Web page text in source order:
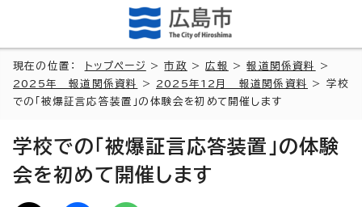
現在の位置： トップページ >市政 >広報 >報道関係資料
>
2025年 報道関係資料
> 2025年12月 報道関係資料
> 学校
での「被爆証言応答装置」の体験会を初めて開催します
学校での「被爆証言応答装置」の体験
会を初めて開催します